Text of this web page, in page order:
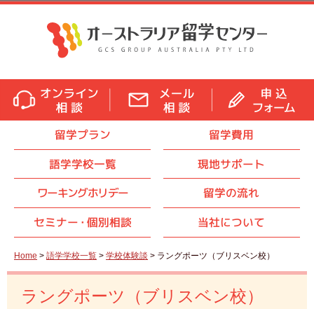
留学プラン
留学費用
語学学校一覧
現地サポート
ワーキングホリデー
留学の流れ
セミナー・ 個別相談 当社について
Home > 語学学校一覧 > 学校体験談 > ラングポーツ（ブリスベン校）
ラングポーツ（ブリスベン校）